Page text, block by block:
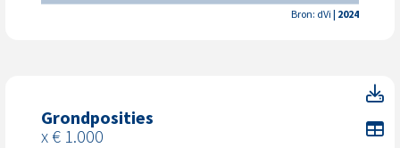
Bron: dVi | 2024
Grondposities
x € 1.000